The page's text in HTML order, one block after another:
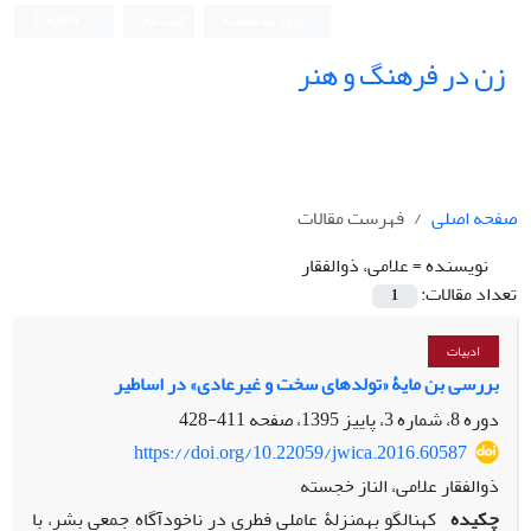
زن در فرهنگ و هنر
صفحه اصلی
فهرست مقالات
نویسنده =علامی، ذوالفقار
تعداد مقالات:
1
ادبیات
بررسی بن‏ مایۀ «تولدهای سخت و غیرعادی» در اساطیر
دوره 8، شماره 3، پاییز 1395، صفحه
411-428
https://doi.org/10.22059/jwica.2016.60587
ذوالفقار علامی، الناز خجسته
چکیده کهن‏الگو به‏منزلۀ عاملی فطری در ناخودآگاه جمعی بشر، با